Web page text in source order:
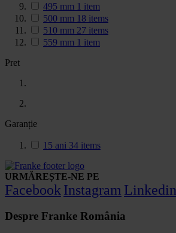
495 mm 1 item
500 mm 18 items
510 mm 27 items
559 mm 1 item
Pret
Garanție
15 ani 34 items
URMĂREȘTE-NE PE
Facebook Instagram Linkedin
Despre Franke România